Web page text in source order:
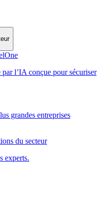
l’IA conçue pour sécuriser
grandes entreprises
du secteur
experts.